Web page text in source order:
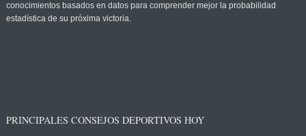
conocimientos basados en datos para comprender mejor la probabilidad
estadística de su próxima victoria.
PRINCIPALES CONSEJOS DEPORTIVOS HOY